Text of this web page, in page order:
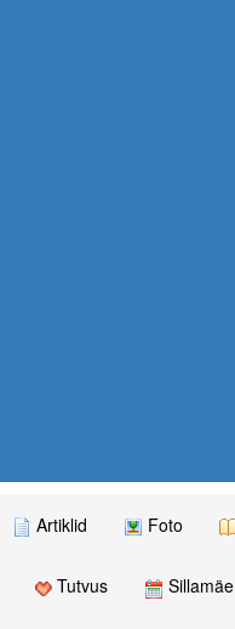
Artiklid Foto
Tutvus Sillamäe